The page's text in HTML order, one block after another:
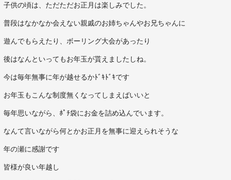
子供の頃は、ただただお正月は楽しみでした。
普段はなかなか会えない親戚のお姉ちゃんやお兄ちゃんに
遊んでもらえたり、ボーリング大会があったり
後はなんといってもお年玉が貰えましたしね。
今は毎年無事に年が越せるかﾄﾞｷﾄﾞｷです
お年玉もこんな制度無くなってしまえばいいと
毎年思いながら、ﾎﾟﾁ袋にお金を詰め込んでいます。
なんて言いながら何とかお正月を無事に迎えられそうな
年の瀬に感謝です
皆様が良い年越し